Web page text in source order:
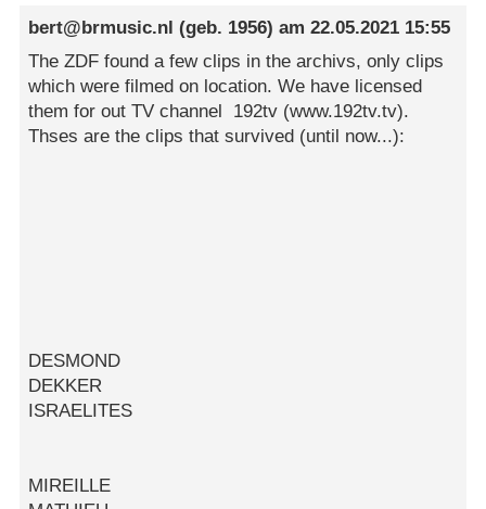
bert@brmusic.nl (geb. 1956) am22.05.2021 15:55
The ZDF found a few clips in the archivs, only clips
which were filmed on location. We have licensed
them for out TV channel 192tv (www.192tv.tv).
Thses are the clips that survived (until now...):
DESMOND
DEKKER
ISRAELITES
MIREILLE